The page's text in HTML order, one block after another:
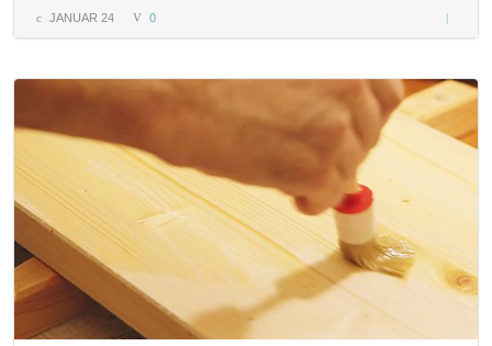
JANUAR 24 0